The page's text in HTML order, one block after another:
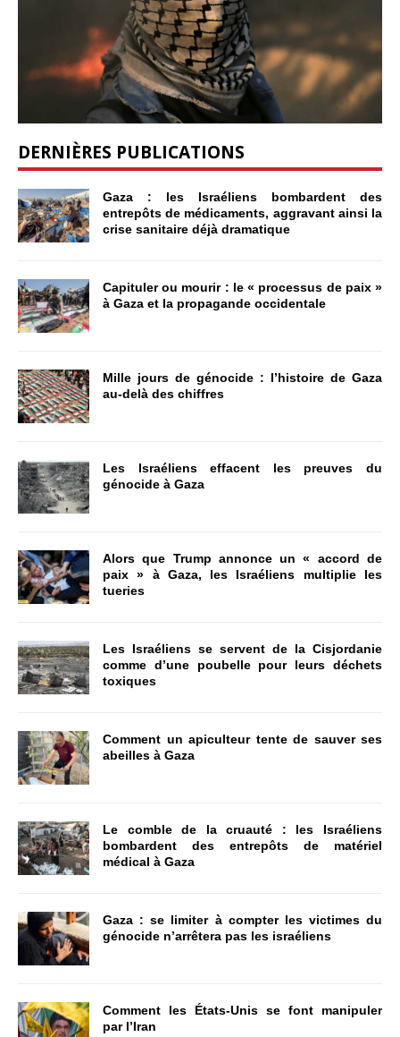
DERNIÈRES PUBLICATIONS
Gaza : les Israéliens bombardent des
entrepôts de médicaments, aggravant ainsi la
crise sanitaire déjà dramatique
Capituler ou mourir : le « processus de paix »
à Gaza et la propagande occidentale
Mille jours de génocide : l’histoire de Gaza
au-delà des chiffres
Les Israéliens effacent les preuves du
génocide à Gaza
Alors que Trump annonce un « accord de
paix » à Gaza, les Israéliens multiplie les
tueries
Les Israéliens se servent de la Cisjordanie
comme d’une poubelle pour leurs déchets
toxiques
Comment un apiculteur tente de sauver ses
abeilles à Gaza
Le comble de la cruauté : les Israéliens
bombardent des entrepôts de matériel
médical à Gaza
Gaza : se limiter à compter les victimes du
génocide n’arrêtera pas les israéliens
Comment les États-Unis se font manipuler
par l’Iran